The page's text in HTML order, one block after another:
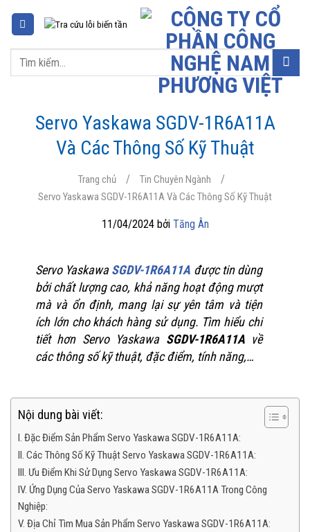
dungTìm
Servo Yaskawa SGDV-1R6A11A
Và Các Thông Số Kỹ Thuật
Trang chủ / Tin Chuyên Ngành /
Servo Yaskawa SGDV-1R6A11A Và Các Thông Số Kỹ Thuật
11/04/2024 bởi Tăng Ân
Servo YaskawaSGDV-1R6A11A được tin dùng
bởi chất lượng cao, khả năng hoạt động mượt
mà và ổn định, mang lại sự yên tâm và tiện
ích lớn cho khách hàng sử dụng. Tìm hiểu chi
tiết hơn Servo Yaskawa SGDV-1R6A11Avề
các thông số kỹ thuật, đặc điểm, tính năng,…
Nội dung bài viết:
I. Đặc Điểm Sản Phẩm Servo Yaskawa SGDV-1R6A11A:
II. Các Thông Số Kỹ Thuật Servo Yaskawa SGDV-1R6A11A:
III. Ưu Điểm Khi Sử Dụng Servo Yaskawa SGDV-1R6A11A:
IV. Ứng Dụng Của Servo Yaskawa SGDV-1R6A11A Trong Công
Nghiệp:
V. Địa Chỉ Tìm Mua Sản Phẩm Servo Yaskawa SGDV-1R6A11A: